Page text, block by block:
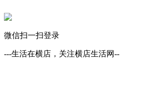
微信扫一扫登录
---生活在横店，关注横店生活网--